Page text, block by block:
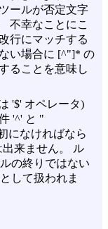
ールが否定文字
不幸なことにこ
行にマッチする
い場合に [^"]* の
ることを意味し
'$' オペレータ)
'^' と "
になければなら
来ません。 ル
の終りではない
して扱われま